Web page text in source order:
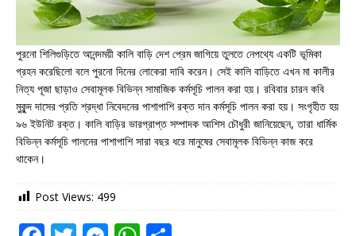
পুরনো শিলিগুড়িতে আনন্দময়ী কালি বাড়ি দেশ প্রেম জাগিয়ে তুলতে নেপথ্যে একটি ভূমিকা
গ্রহন করেছিলো বলে পুরনো দিনের লোকেরা দাবি করেন। সেই কালি বাড়িতে এখন মা কালীর
নিত্য পূজা ছাড়াও সেবামূলক বিভিন্ন সামাজিক কর্মসূচি পালন করা হয়। রবিবার চারন কবি
মুকুন্দ দাসের প্রতি শ্রদ্ধা নিবেদনের পাশাপাশি রক্ত দান কর্মসূচি পালন করা হয়। সংগৃহীত হয়
৯৬ ইউনিট রক্ত। কালি বাড়ির ভারপ্রাপ্ত সম্পাদক আশিস চৌধুরী জানিয়েছেন, তারা ধার্মিক
বিভিন্ন কর্মসূচি পালনের পাশাপাশি সারা বছর ধরে মানুষের সেবামূলক বিভিন্ন কাজ করে
থাকেন।
Post Views: 499